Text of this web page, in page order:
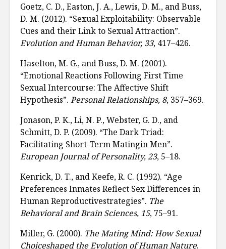
Goetz, C. D., Easton, J. A., Lewis, D. M., and Buss,
D. M. (2012). “Sexual Exploitability: Observable
Cues and their Link to Sexual Attraction”.
Evolution and Human Behavior, 33, 417–426.
Haselton, M. G., and Buss, D. M. (2001).
“Emotional Reactions Following First Time
Sexual Intercourse: The Affective Shift
Hypothesis”. Personal Relationships, 8, 357–369.
Jonason, P. K., Li, N. P., Webster, G. D., and
Schmitt, D. P. (2009). “The Dark Triad:
Facilitating Short-Term Matingin Men”.
European Journal of Personality, 23, 5–18.
Kenrick, D. T., and Keefe, R. C. (1992). “Age
Preferences Inmates Reflect Sex Differences in
Human Reproductivestrategies”. The
Behavioral and Brain Sciences, 15, 75–91.
Miller, G. (2000). The Mating Mind: How Sexual
Choiceshaped the Evolution of Human Nature.